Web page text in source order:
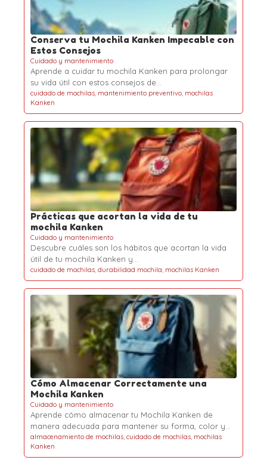
Conserva tu Mochila Kanken Impecable con
Estos Consejos
Cuidado y mantenimiento
Aprende a cuidar tu mochila Kanken para prolongar
su vida útil con estos consejos de…
cuidado de mochilas, mantenimiento preventivo, mochilas
Kanken
Prácticas que acortan la vida de tu
mochila Kanken
Cuidado y mantenimiento
Descubre cuáles son los hábitos que acortan la vida
útil de tu mochila Kanken y…
cuidado de mochilas, durabilidad mochila, mochilas Kanken
Cómo Almacenar Correctamente una
Mochila Kanken
Cuidado y mantenimiento
Aprende cómo almacenar tu Mochila Kanken de
manera adecuada para mantener su forma, color y…
almacenamiento de mochilas, cuidado de mochilas, mochilas
Kanken